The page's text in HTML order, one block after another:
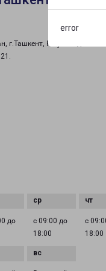
error
г.Ташкент, Юнусабадский
до
с 09:00 до
18:00
с
18:00